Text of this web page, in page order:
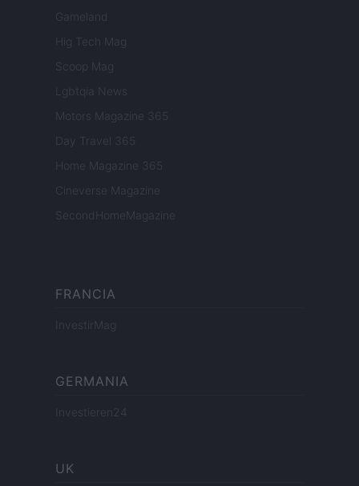
Gameland
Hig Tech Mag
Scoop Mag
Lgbtqia News
Motors Magazine 365
Day Travel 365
Home Magazine 365
Cineverse Magazine
SecondHomeMagazine
FRANCIA
InvestirMag
GERMANIA
Investieren24
UK